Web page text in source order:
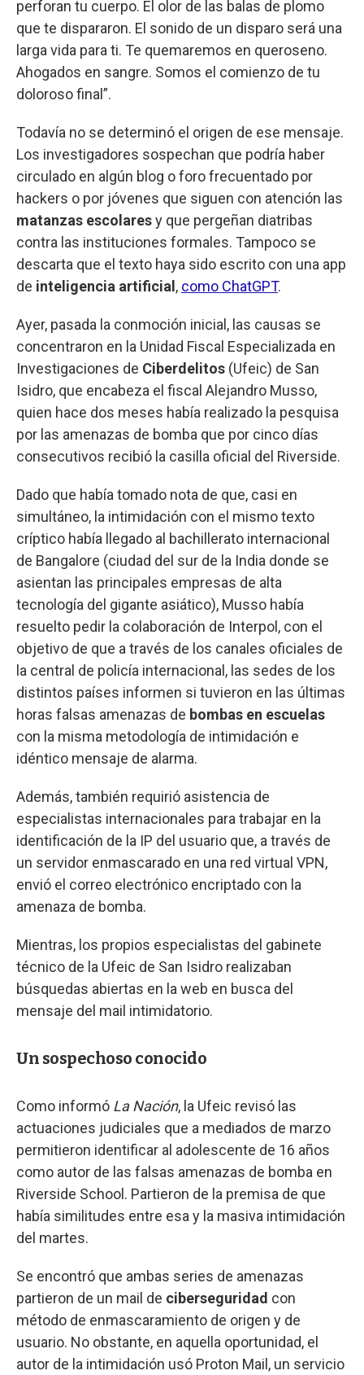
perforan tu cuerpo. El olor de las balas de plomo
que te dispararon. El sonido de un disparo será una
larga vida para ti. Te quemaremos en queroseno.
Ahogados en sangre. Somos el comienzo de tu
doloroso final”.
Todavía no se determinó el origen de ese mensaje.
Los investigadores sospechan que podría haber
circulado en algún blog o foro frecuentado por
hackers o por jóvenes que siguen con atención las
matanzas escolaresy que pergeñan diatribas
contra las instituciones formales. Tampoco se
descarta que el texto haya sido escrito con una app
de inteligencia artificial , como ChatGPT.
Ayer, pasada la conmoción inicial, las causas se
concentraron en la Unidad Fiscal Especializada en
Investigaciones de Ciberdelitos (Ufeic) de San
Isidro, que encabeza el fiscal Alejandro Musso,
quien hace dos meses había realizado la pesquisa
por las amenazas de bomba que por cinco días
consecutivos recibió la casilla oficial del Riverside.
Dado que había tomado nota de que, casi en
simultáneo, la intimidación con el mismo texto
críptico había llegado al bachillerato internacional
de Bangalore (ciudad del sur de la India donde se
asientan las principales empresas de alta
tecnología del gigante asiático), Musso había
resuelto pedir la colaboración de Interpol, con el
objetivo de que a través de los canales oficiales de
la central de policía internacional, las sedes de los
distintos países informen si tuvieron en las últimas
horas falsas amenazas de bombas en escuelas
con la misma metodología de intimidación e
idéntico mensaje de alarma.
Además, también requirió asistencia de
especialistas internacionales para trabajar en la
identificación de la IP del usuario que, a través de
un servidor enmascarado en una red virtual VPN,
envió el correo electrónico encriptado con la
amenaza de bomba.
Mientras, los propios especialistas del gabinete
técnico de la Ufeic de San Isidro realizaban
búsquedas abiertas en la web en busca del
mensaje del mail intimidatorio.
Un sospechoso conocido
Como informó La Nación, la Ufeic revisó las
actuaciones judiciales que a mediados de marzo
permitieron identificar al adolescente de 16 años
como autor de las falsas amenazas de bomba en
Riverside School. Partieron de la premisa de que
había similitudes entre esa y la masiva intimidación
del martes.
Se encontró que ambas series de amenazas
partieron de un mail de ciberseguridad con
método de enmascaramiento de origen y de
usuario. No obstante, en aquella oportunidad, el
autor de la intimidación usó Proton Mail, un servicio